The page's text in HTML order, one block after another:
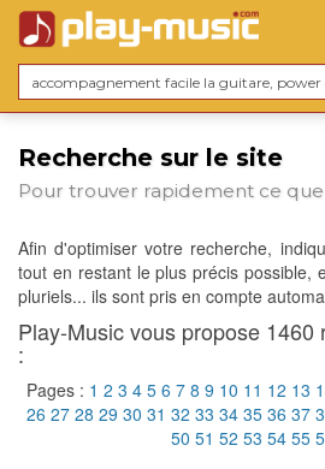
Recherche sur le site
Pour trouver rapidement ce que
Afin d'optimiser votre recherche,
tout en restant le plus précis possible,
pluriels... ils sont pris en compte
Play-Music vous propose
:
Pages : 1 2 3 4 5 6 7 8 9 10 11 12 13
26 27 28 29 30 31 32 33 34 35 36 37
50 51 52 53 54 55